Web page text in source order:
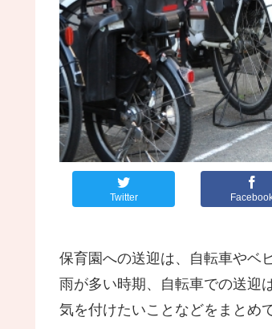
Twitter
保育園への送迎は、自転車やベ
雨が多い時期、自転車での送迎
気を付けたいことなどをまとめ